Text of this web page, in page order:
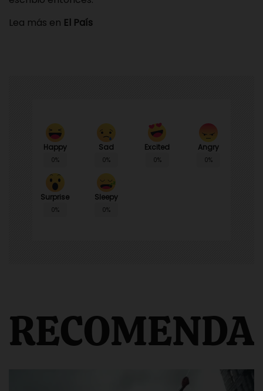
Lea más en El País
Happy
0%
Sad
0%
Excited
0%
Angry
0%
Surprise
0%
Sleepy
0%